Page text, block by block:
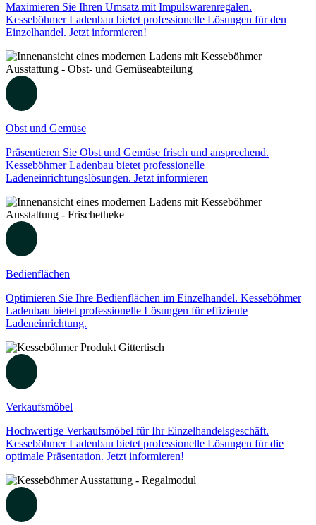
Maximieren Sie Ihren Umsatz mit Impulswarenregalen.
Kesseböhmer Ladenbau bietet professionelle Lösungen für den
Einzelhandel. Jetzt informieren!
Obst und Gemüse
Präsentieren Sie Obst und Gemüse frisch und ansprechend.
Kesseböhmer Ladenbau bietet professionelle
Ladeneinrichtungslösungen. Jetzt informieren
Bedienflächen
Optimieren Sie Ihre Bedienflächen im Einzelhandel. Kesseböhmer
Ladenbau bietet professionelle Lösungen für effiziente
Ladeneinrichtung.
Verkaufsmöbel
Hochwertige Verkaufsmöbel für Ihr Einzelhandelsgeschäft.
Kesseböhmer Ladenbau bietet professionelle Lösungen für die
optimale Präsentation. Jetzt informieren!